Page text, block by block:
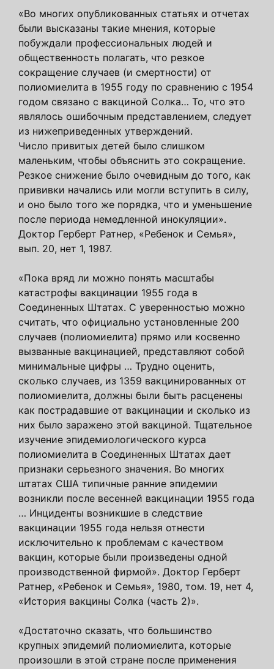
«Во многих опубликованных статьях и отчетах
были высказаны такие мнения, которые
побуждали профессиональных людей и
общественность полагать, что резкое
сокращение случаев (и смертности) от
полиомиелита в 1955 году по сравнению с 1954
годом связано с вакциной Солка… То, что это
являлось ошибочным представлением, следует
из нижеприведенных утверждений.
Число привитых детей было слишком
маленьким, чтобы объяснить это сокращение.
Резкое снижение было очевидным до того, как
прививки начались или могли вступить в силу,
и оно было того же порядка, что и уменьшение
после периода немедленной инокуляции».
Доктор Герберт Ратнер, «Ребенок и Семья»,
вып. 20, нет 1, 1987.
«Пока вряд ли можно понять масштабы
катастрофы вакцинации 1955 года в
Соединенных Штатах. С уверенностью можно
считать, что официально установленные 200
случаев (полиомиелита) прямо или косвенно
вызванные вакцинацией, представляют собой
минимальные цифры … Трудно оценить,
сколько случаев, из 1359 вакцинированных от
полиомиелита, должны были быть расценены
как пострадавшие от вакцинации и сколько из
них было заражено этой вакциной. Тщательное
изучение эпидемиологического курса
полиомиелита в Соединенных Штатах дает
признаки серьезного значения. Во многих
штатах США типичные ранние эпидемии
возникли после весенней вакцинации 1955 года
… Инциденты возникшие в следствие
вакцинации 1955 года нельзя отнести
исключительно к проблемам с качеством
вакцин, которые были произведены одной
производственной фирмой». Доктор Герберт
Ратнер, «Ребенок и Семья», 1980, том. 19, нет 4,
«История вакцины Солка (часть 2)».
«Достаточно сказать, что большинство
крупных эпидемий полиомиелита, которые
произошли в этой стране после применения